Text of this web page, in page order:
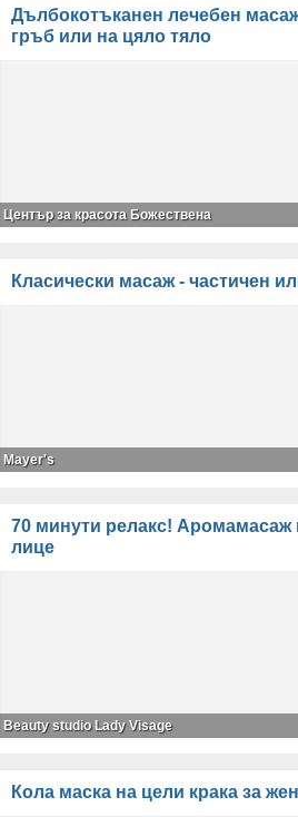
Дълбокотъканен лечебен
гръб или на цяло тяло
Център за красота Божествена
Класически масаж - частичен
Mayer's
70 минути релакс! Аромамасаж
лице
Beauty studio Lady Visage
Кола маска на цели крака за